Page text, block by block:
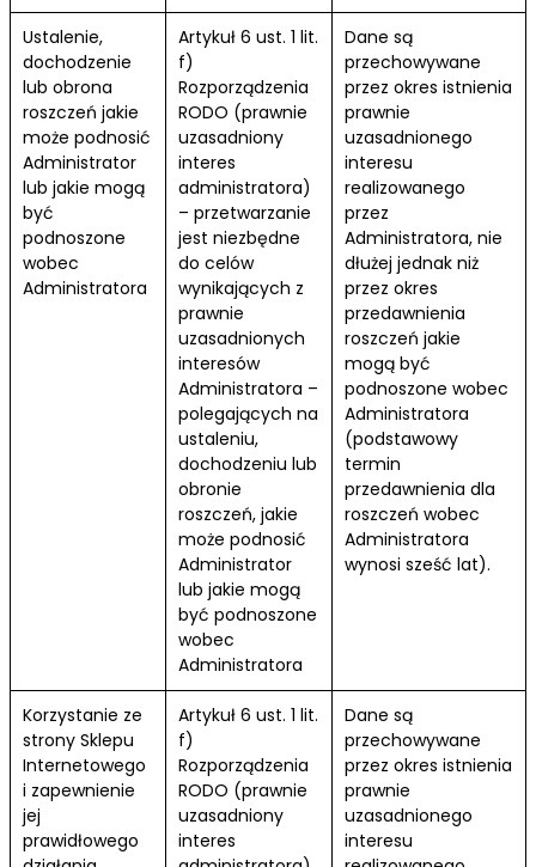
Ustalenie,
dochodzenie
lub obrona
roszczeń jakie
może podnosić
Administrator
lub jakie mogą
być
podnoszone
wobec
Administratora
Artykuł 6 ust. 1 lit.
f)
Rozporządzenia
RODO (prawnie
uzasadniony
interes
administratora)
– przetwarzanie
jest niezbędne
do celów
wynikających z
prawnie
uzasadnionych
interesów
Administratora –
polegających na
ustaleniu,
dochodzeniu lub
obronie
roszczeń, jakie
może podnosić
Administrator
lub jakie mogą
być podnoszone
wobec
Administratora
Dane są
przechowywane
przez okres istnienia
prawnie
uzasadnionego
interesu
realizowanego
przez
Administratora, nie
dłużej jednak niż
przez okres
przedawnienia
roszczeń jakie
mogą być
podnoszone wobec
Administratora
(podstawowy
termin
przedawnienia dla
roszczeń wobec
Administratora
wynosi sześć lat).
Korzystanie ze
strony Sklepu
Internetowego
i zapewnienie
jej
prawidłowego
Artykuł 6 ust. 1 lit.
f)
Rozporządzenia
RODO (prawnie
uzasadniony
interes
Dane są
przechowywane
przez okres istnienia
prawnie
uzasadnionego
interesu